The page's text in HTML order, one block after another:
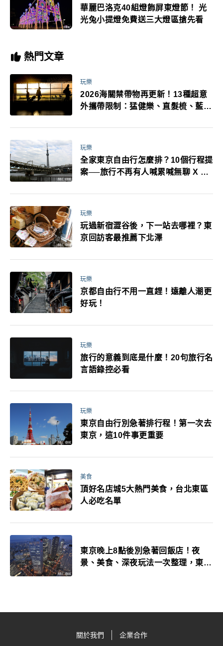
華麗巴洛克40組燈飾屏東燈節！ 光
光兔小提燈免費送三大燈區搶先看
熱門文章
玩樂
2026海關禁帶物再更新！13種超意
外攜帶限制：猛健樂、直髮梳、藍牙
萬！注意事項一次看！
玩樂
全家東京自由行怎麼排？10個行程提
案──旅行不再有人喊累喊無聊 X 爸
玩樂
玩過新宿澀谷後，下一站去哪裡？東
京回訪客最推薦下北澤
玩樂
京都自由行不用一直趕！遠離人潮更
好玩！
玩樂
旅行的意義到底是什麼！20句旅行名
言語錄控必看
玩樂
東京自由行別急著排行程！第一次去
東京，這10件事更重要
美食
頂好名店城5大熱門美食，台北東區
人必吃名單
東京晚上8點後別急著回飯店！夜
景、美食、深夜玩法一次整理，東京
關於我們 企業合作